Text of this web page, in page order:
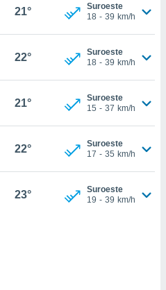
21°
Suroeste
18 - 39 km/h
22°
Suroeste
18 - 39 km/h
21°
Suroeste
15 - 37 km/h
22°
Suroeste
17 - 35 km/h
23°
Suroeste
19 - 39 km/h